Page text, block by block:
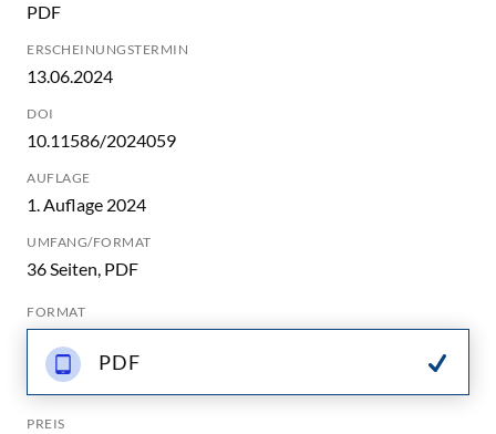
PDF
ERSCHEINUNGSTERMIN
13.06.2024
DOI
10.11586/2024059
AUFLAGE
1. Auflage 2024
UMFANG/FORMAT
36 Seiten, PDF
FORMAT
PDF
PREIS